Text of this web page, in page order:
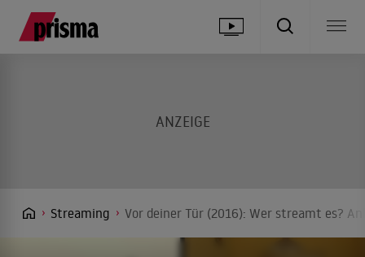
Streaming Vor deiner Tür (2016): Wer streamt es?